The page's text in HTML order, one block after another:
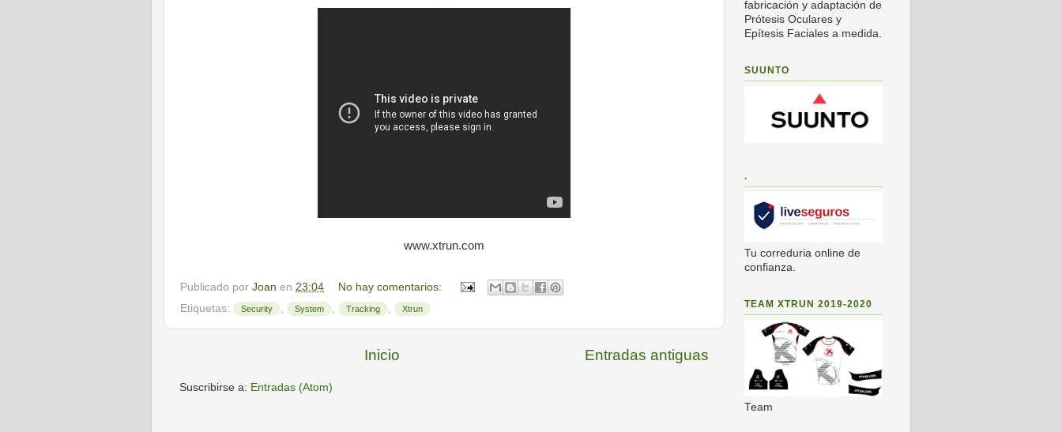
www.xtrun.com
Publicado por Joan en 23:04
No hay comentarios:
Etiquetas:
Security , System , Tracking , Xtrun
Entradas antiguas
Inicio
Suscribirse a: Entradas (Atom)
fabricación y adaptación de
Prótesis Oculares y
Epítesis Faciales a medida.
SUUNTO
.
Tu correduria online de
confianza.
TEAM XTRUN 2019-2020
Team